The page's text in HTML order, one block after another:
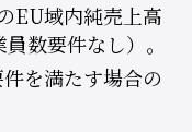
EU域内純売上高
数要件なし）。
を満たす場合の